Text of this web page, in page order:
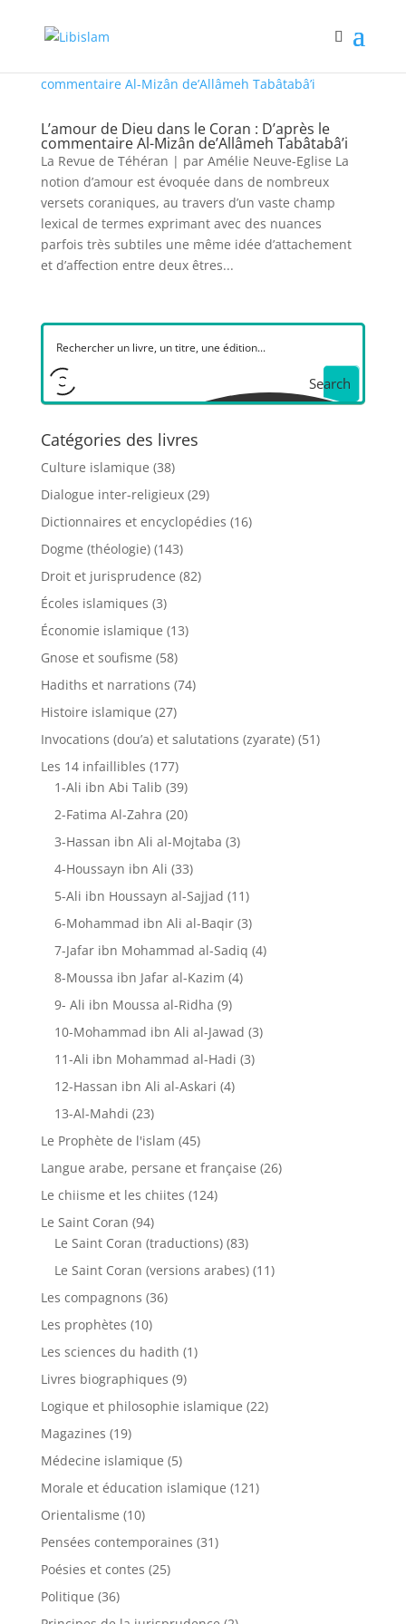
L’amour de Dieu dans le Coran : D’après le
commentaire Al-Mizân de’Allâmeh Tabâtabâ’i
La Revue de Téhéran | par Amélie Neuve-Eglise La
notion d’amour est évoquée dans de nombreux
versets coraniques, au travers d’un vaste champ
lexical de termes exprimant avec des nuances
parfois très subtiles une même idée d’attachement
et d’affection entre deux êtres...
Search
Catégories des livres
Culture islamique (38)
Dialogue inter-religieux (29)
Dictionnaires et encyclopédies (16)
Dogme (théologie) (143)
Droit et jurisprudence (82)
Écoles islamiques (3)
Économie islamique (13)
Gnose et soufisme (58)
Hadiths et narrations (74)
Histoire islamique (27)
Invocations (dou’a) et salutations (zyarate) (51)
Les 14 infaillibles (177)
1-Ali ibn Abi Talib (39)
2-Fatima Al-Zahra (20)
3-Hassan ibn Ali al-Mojtaba (3)
4-Houssayn ibn Ali (33)
5-Ali ibn Houssayn al-Sajjad (11)
6-Mohammad ibn Ali al-Baqir (3)
7-Jafar ibn Mohammad al-Sadiq (4)
8-Moussa ibn Jafar al-Kazim (4)
9- Ali ibn Moussa al-Ridha (9)
10-Mohammad ibn Ali al-Jawad (3)
11-Ali ibn Mohammad al-Hadi (3)
12-Hassan ibn Ali al-Askari (4)
13-Al-Mahdi (23)
Le Prophète de l'islam (45)
Langue arabe, persane et française (26)
Le chiisme et les chiites (124)
Le Saint Coran (94)
Le Saint Coran (traductions) (83)
Le Saint Coran (versions arabes) (11)
Les compagnons (36)
Les prophètes (10)
Les sciences du hadith (1)
Livres biographiques (9)
Logique et philosophie islamique (22)
Magazines (19)
Médecine islamique (5)
Morale et éducation islamique (121)
Orientalisme (10)
Pensées contemporaines (31)
Poésies et contes (25)
Politique (36)